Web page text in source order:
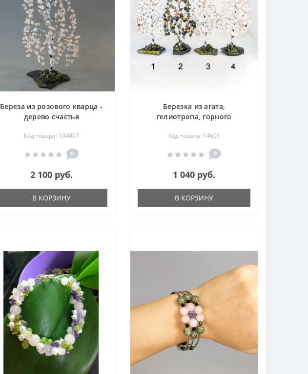
Береза из розового кварца -
дерево счастья
Код товара: 104007
0
2 100 руб.
В КОРЗИНУ
Березка из агата,
гелиотропа, горного
свет, сияние, чистота -
дерево счастья
Код товара: 14601
0
1 040 руб.
В КОРЗИНУ